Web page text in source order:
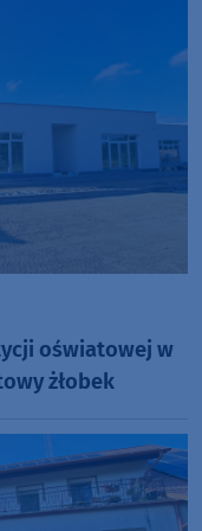
oświatowej w
żłobek